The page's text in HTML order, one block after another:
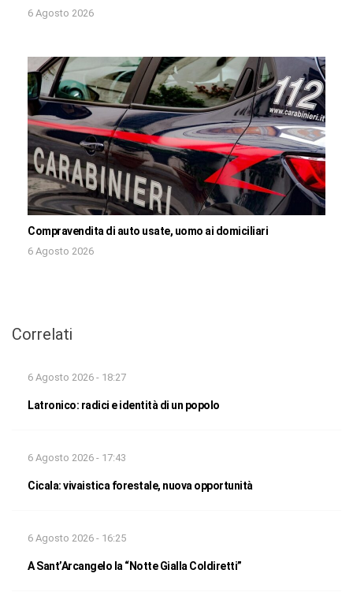
6 Agosto 2026
Compravendita di auto usate, uomo ai domiciliari
6 Agosto 2026
Correlati
6 Agosto 2026 - 18:27
Latronico: radici e identità di un popolo
6 Agosto 2026 - 17:43
Cicala: vivaistica forestale, nuova opportunità
6 Agosto 2026 - 16:25
A Sant’Arcangelo la “Notte Gialla Coldiretti”